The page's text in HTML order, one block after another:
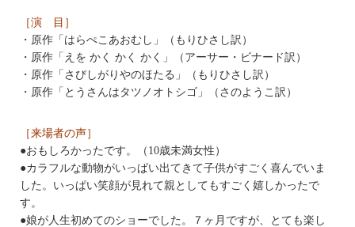
［演 目］
・原作「はらぺこあおむし」（もりひさし訳）
・原作「えを かく かく かく」（アーサー・ビナード訳）
・原作「さびしがりやのほたる」（もりひさし訳）
・原作「とうさんはタツノオトシゴ」（さのようこ訳）
［来場者の声］
●おもしろかったです。（10歳未満女性）
●カラフルな動物がいっぱい出てきて子供がすごく喜んでいま
した。いっぱい笑顔が見れて親としてもすごく嬉しかったで
す。
●娘が人生初めてのショーでした。７ヶ月ですが、とても楽し